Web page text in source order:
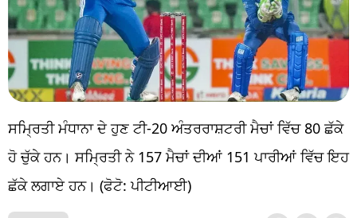
ਸਮ੍ਰਿਤੀ ਮੰਧਾਨਾ ਦੇ ਹੁਣ ਟੀ-20 ਅੰਤਰਰਾਸ਼ਟਰੀ ਮੈਚਾਂ ਵਿੱਚ 80 ਛੱਕੇ
ਹੋ ਚੁੱਕੇ ਹਨ। ਸਮ੍ਰਿਤੀ ਨੇ 157 ਮੈਚਾਂ ਦੀਆਂ 151 ਪਾਰੀਆਂ ਵਿੱਚ ਇਹ
ਛੱਕੇ ਲਗਾਏ ਹਨ। (ਫੋਟੋ: ਪੀਟੀਆਈ)